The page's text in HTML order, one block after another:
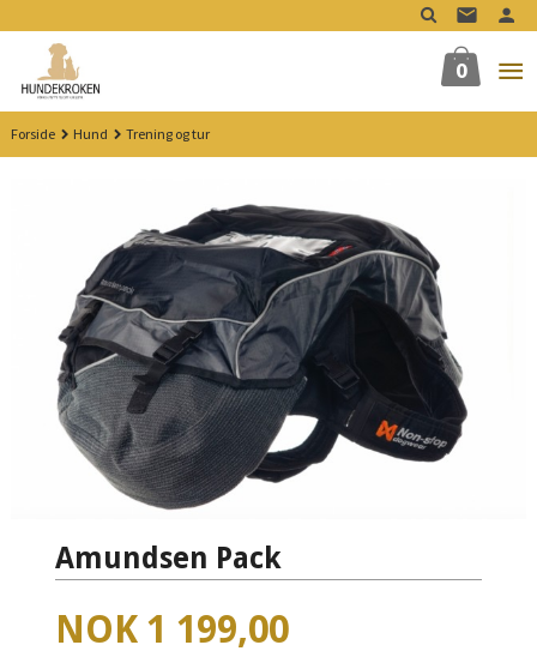
til
innholdet
0
Forside Hund Trening og tur
Amundsen Pack
Tilbud
NOK 1 199,00